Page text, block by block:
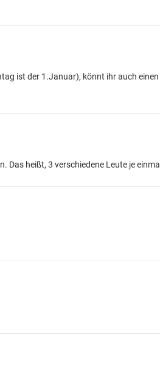
ist der 1.Januar), könnt ihr auch einen
Das heißt, 3 verschiedene Leute je einmal